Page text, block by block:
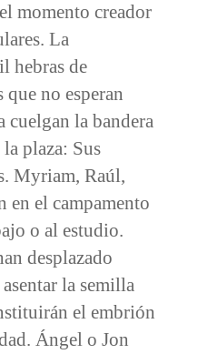
momento creador
La
hebras de
no esperan
cuelgan la bandera
plaza: Sus
Myriam, Raúl,
en el campamento
o al estudio.
desplazado
la semilla
el embrión
Ángel o Jon